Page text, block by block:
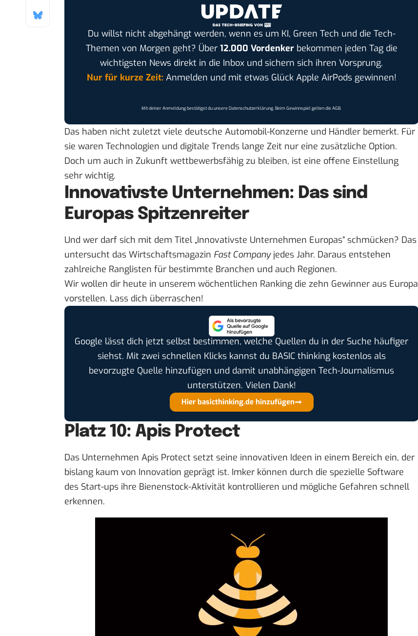
Du willst nicht abgehängt werden, wenn es um KI, Green Tech und die Tech-
Themen von Morgen geht? Über 12.000 Vordenkerbekommen jeden Tag die
wichtigsten News direkt in die Inbox und sichern sich ihren Vorsprung.
Nur für kurze Zeit:Anmelden und mit etwas Glück Apple AirPods gewinnen!
Mit deiner Anmeldung bestätigst du unsereDatenschutzerklärung. Beim Gewinnspiel gelten dieAGB.
Das haben nicht zuletzt viele deutsche Automobil-Konzerne und Händler bemerkt. Für
sie waren Technologien und digitale Trends lange Zeit nur eine zusätzliche Option.
Doch um auch in Zukunft wettbewerbsfähig zu bleiben, ist eine offene Einstellung
sehr wichtig.
Innovativste Unternehmen: Das sind
Europas Spitzenreiter
Und wer darf sich mit dem Titel „Innovativste Unternehmen Europas“ schmücken? Das
untersucht das Wirtschaftsmagazin Fast Companyjedes Jahr. Daraus entstehen
zahlreiche Ranglisten für bestimmte Branchen und auch Regionen.
Wir wollen dir heute in unserem wöchentlichen Ranking die zehn Gewinner aus Europa
vorstellen. Lass dich überraschen!
Google lässt dich jetzt selbst bestimmen, welche Quellen du in der Suche häufiger
siehst. Mit zwei schnellen Klicks kannst du BASIC thinking kostenlos als
bevorzugte Quelle hinzufügen und damit unabhängigen Tech-Journalismus
unterstützen. Vielen Dank!
Hier basicthinking.de hinzufügen
Platz 10: Apis Protect
Das Unternehmen Apis Protect setzt seine innovativen Ideen in einem Bereich ein, der
bislang kaum von Innovation geprägt ist. Imker können durch die spezielle Software
des Start-ups ihre Bienenstock-Aktivität kontrollieren und mögliche Gefahren schnell
erkennen.